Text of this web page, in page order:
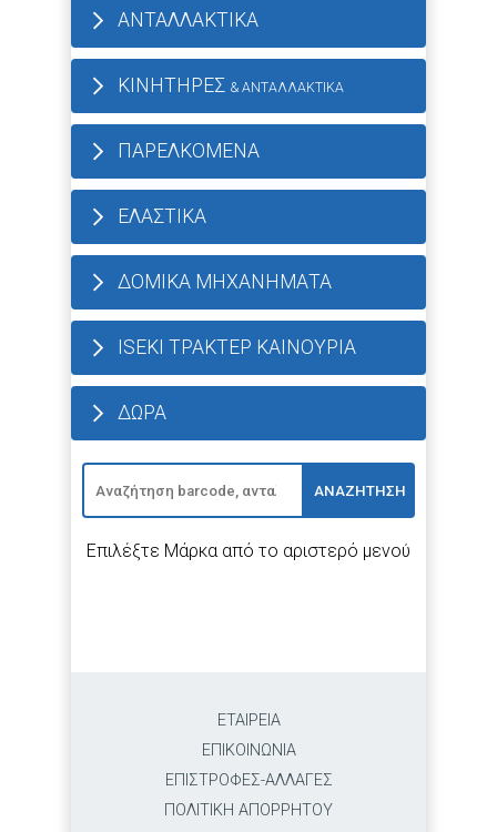
ΑΝΤΑΛΛΑΚΤΙΚΑ
ΚΙΝΗΤΗΡΕΣ & ΑΝΤΑΛΛΑΚΤΙΚΑ
ΠΑΡΕΛΚΟΜΕΝΑ
ΕΛΑΣΤΙΚΑ
ΔΟΜΙΚΑ ΜΗΧΑΝΗΜΑΤΑ
ISEKI ΤΡΑΚΤΕΡ ΚΑΙΝΟΥΡΙΑ
ΔΩΡΑ
ΑΝΑΖΗΤΗΣΗ
Επιλέξτε Μάρκα από το αριστερό μενού
ΕΤΑΙΡΕΙΑ
ΕΠΙΚΟΙΝΩΝΙΑ
ΕΠΙΣΤΡΟΦΕΣ-ΑΛΛΑΓΕΣ
ΠΟΛΙΤΙΚΗ ΑΠΟΡΡΗΤΟΥ